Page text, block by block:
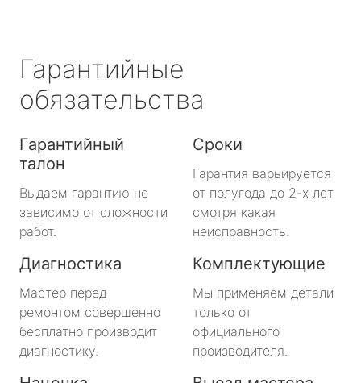
Гарантийные
обязательства
Гарантийный
талон
Выдаем гарантию не
зависимо от сложности
работ.
Сроки
Гарантия варьируется
от полугода до 2-х лет
смотря какая
неисправность.
Диагностика
Мастер перед
ремонтом совершенно
бесплатно производит
диагностику.
Комплектующие
Мы применяем детали
только от
официального
производителя.